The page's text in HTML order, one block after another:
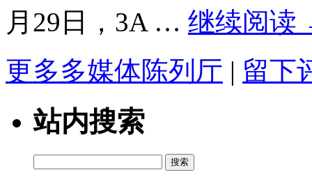
月29日，3A … 继续阅读
更多多媒体陈列厅 | 留下
站内搜索